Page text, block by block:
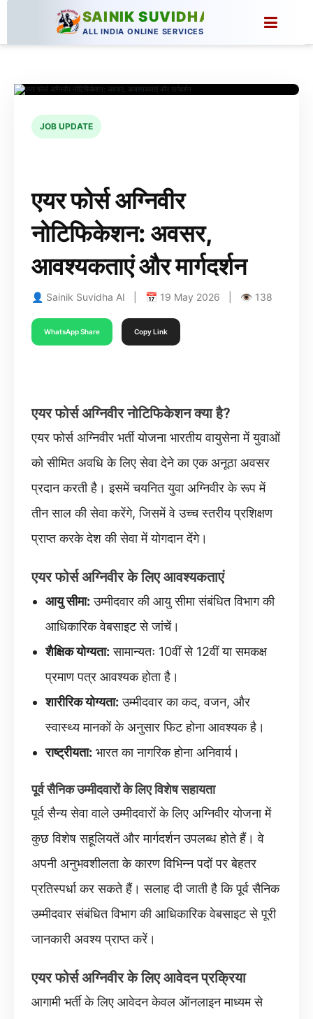
SAINIK SUVIDHA
ALL INDIA ONLINE SERVICES
JOB UPDATE
एयर फोर्स अग्निवीर
नोटिफिकेशन: अवसर,
आवश्यकताएं और मार्गदर्शन
👤 Sainik Suvidha AI | 📅 19 May 2026 | 👁 138
WhatsApp Share Copy Link
एयर फोर्स अग्निवीर नोटिफिकेशन क्या है?
एयर फोर्स अग्निवीर भर्ती योजना भारतीय वायुसेना में युवाओं
को सीमित अवधि के लिए सेवा देने का एक अनूठा अवसर
प्रदान करती है। इसमें चयनित युवा अग्निवीर के रूप में
तीन साल की सेवा करेंगे, जिसमें वे उच्च स्तरीय प्रशिक्षण
प्राप्त करके देश की सेवा में योगदान देंगे।
एयर फोर्स अग्निवीर के लिए आवश्यकताएं
आयु सीमा: उम्मीदवार की आयु सीमा संबंधित विभाग की
आधिकारिक वेबसाइट से जांचें।
शैक्षिक योग्यता: सामान्यतः 10वीं से 12वीं या समकक्ष
प्रमाण पत्र आवश्यक होता है।
शारीरिक योग्यता: उम्मीदवार का कद, वजन, और
स्वास्थ्य मानकों के अनुसार फिट होना आवश्यक है।
राष्ट्रीयता: भारत का नागरिक होना अनिवार्य।
पूर्व सैनिक उम्मीदवारों के लिए विशेष सहायता
पूर्व सैन्य सेवा वाले उम्मीदवारों के लिए अग्निवीर योजना में
कुछ विशेष सहूलियतें और मार्गदर्शन उपलब्ध होते हैं। वे
अपनी अनुभवशीलता के कारण विभिन्न पदों पर बेहतर
प्रतिस्पर्धा कर सकते हैं। सलाह दी जाती है कि पूर्व सैनिक
उम्मीदवार संबंधित विभाग की आधिकारिक वेबसाइट से पूरी
जानकारी अवश्य प्राप्त करें।
एयर फोर्स अग्निवीर के लिए आवेदन प्रक्रिया
आगामी भर्ती के लिए आवेदन केवल ऑनलाइन माध्यम से